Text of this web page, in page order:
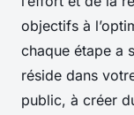
objectifs à
chaque étape a
réside dans
public, à créer